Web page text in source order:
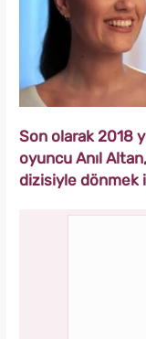
Son olarak 2018
oyuncu Anıl
dizisiyle dönmek